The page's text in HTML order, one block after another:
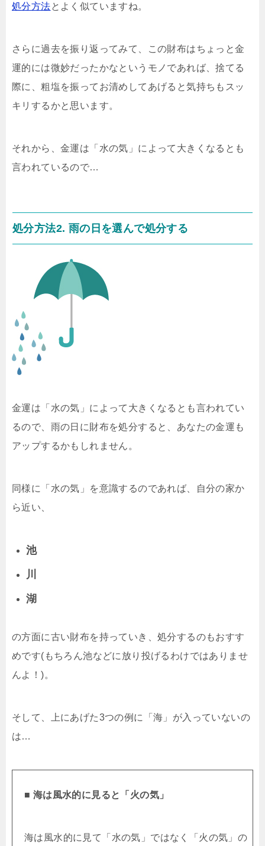
処分方法とよく似ていますね。
さらに過去を振り返ってみて、この財布はちょっと金
運的には微妙だったかなというモノであれば、捨てる
際に、粗塩を振ってお清めしてあげると気持ちもスッ
キリするかと思います。
それから、金運は「水の気」によって大きくなるとも
言われているので…
処分方法2. 雨の日を選んで処分する
金運は「水の気」によって大きくなるとも言われてい
るので、雨の日に財布を処分すると、あなたの金運も
アップするかもしれません。
同様に「水の気」を意識するのであれば、自分の家か
ら近い、
池
川
湖
の方面に古い財布を持っていき、処分するのもおすす
めです(もちろん池などに放り投げるわけではありませ
んよ！)。
そして、上にあげた3つの例に「海」が入っていないの
は…
■ 海は風水的に見ると「火の気」
海は風水的に見て「水の気」ではなく「火の気」の